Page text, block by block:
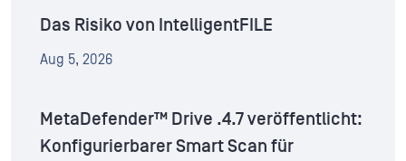
Das Risiko von IntelligentFILE
Aug 5, 2026
MetaDefender™ Drive .4.7 veröffentlicht:
Konfigurierbarer Smart Scan für